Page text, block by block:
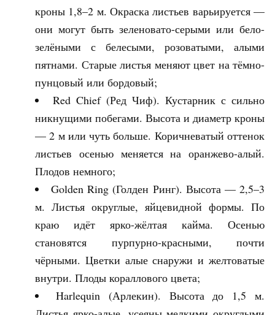
кроны 1,8–2 м. Окраска листьев варьируется —
они могут быть зеленовато-серыми или бело-
зелёными с белесыми, розоватыми, алыми
пятнами. Старые листья меняют цвет на тёмно-
пунцовый или бордовый;
Red Chief (Ред Чиф). Кустарник с сильно
никнущими побегами. Высота и диаметр кроны
— 2 м или чуть больше. Коричневатый оттенок
листьев осенью меняется на оранжево-алый.
Плодов немного;
Golden Ring (Голден Ринг). Высота — 2,5–3
м. Листья округлые, яйцевидной формы. По
краю идёт ярко-жёлтая кайма. Осенью
становятся пурпурно-красными, почти
чёрными. Цветки алые снаружи и желтоватые
внутри. Плоды кораллового цвета;
Harlequin (Арлекин). Высота до 1,5 м.